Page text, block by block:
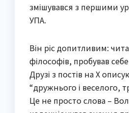
змішувався з першими
УПА.
Він ріс допитливим:
філософів, пробував
Друзі з постів на X
“дружнього і веселого,
Це не просто слова –